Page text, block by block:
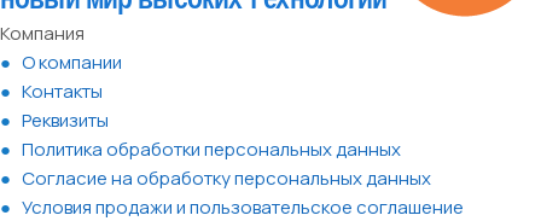
Компания
О компании
Контакты
Реквизиты
Политика обработки персональных данных
Согласие на обработку персональных данных
Условия продажи и пользовательское соглашение